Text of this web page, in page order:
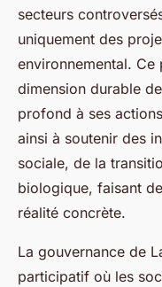
secteurs
uniquement des
environnemental.
dimension durable
profond à ses
ainsi à soutenir des
sociale, de la
biologique, faisant
réalité concrète.
La gouvernance de
participatif où les